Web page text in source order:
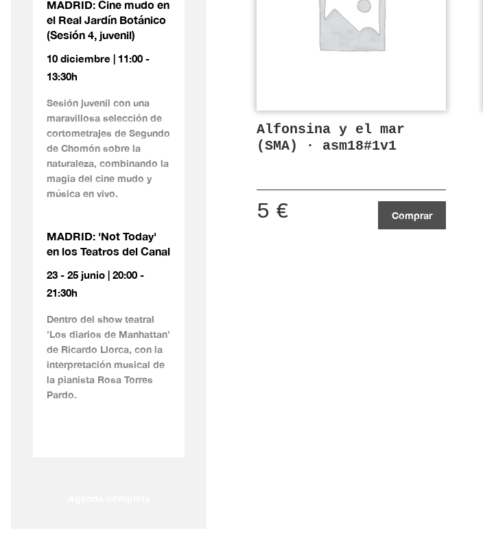
Alfonsina y el mar
(SMA) · asm18#1v1
5 € Comprar
MADRID: Cine mudo en
el Real Jardín Botánico
(Sesión 4, juvenil)
10 diciembre | 11:00 -
13:30h
Sesión juvenil con una
maravillosa selección de
cortometrajes de Segundo
de Chomón sobre la
naturaleza, combinando la
magia del cine mudo y
música en vivo.
MADRID: 'Not Today'
en los Teatros del Canal
23 - 25 junio | 20:00 -
21:30h
Dentro del show teatral
'Los diarios de Manhattan'
de Ricardo Llorca, con la
interpretación musical de
la pianista Rosa Torres
Pardo.